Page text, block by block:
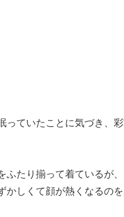
っていたことに気づき、
ふたり揃って着ているが
しくて顔が熱くなるのを